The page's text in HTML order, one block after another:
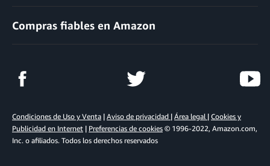
Compras fiables en Amazon
Condiciones de Uso y Venta | Aviso de privacidad | Área legal | Cookies y
Publicidad en Internet | Preferencias de cookies © 1996-2022, Amazon.com,
Inc. o afiliados. Todos los derechos reservados